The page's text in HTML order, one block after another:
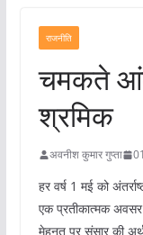
राजनीति
चमकते
श्रमिक
अवनीश कुमार गुप्ता
हर वर्ष 1 मई को
एक प्रतीकात्मक
मेहनत पर संसार की